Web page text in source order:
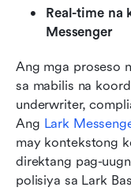
Real-time na
Messenger
Ang mga proseso
sa mabilis na
underwriter,
Ang Lark
may kontekstong
direktang pag-
polisiya sa Lark